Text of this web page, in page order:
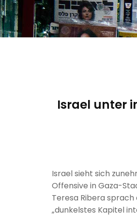
Israel unter
Israel sieht sich
Offensive in Gaza-
Teresa Ribera
„dunkelstes Kapitel